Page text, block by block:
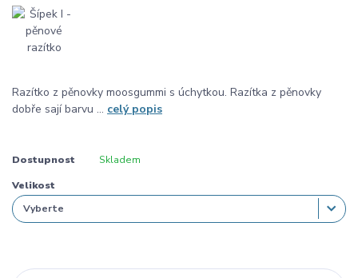
Razítko z pěnovky moosgummi s úchytkou. Razítka z pěnovky
dobře sají barvu ... celý popis
Dostupnost Skladem
Velikost